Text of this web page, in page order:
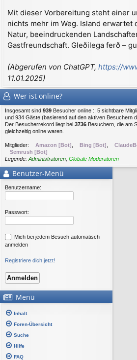
Mit dieser Vorbereitung steht einer
nichts mehr im Weg. Island
Natur, beeindruckenden
Gastfreundschaft. Gleðilega ferð –
(Abgerufen von ChatGPT, https://
11.01.2025)
Wer ist online?
Insgesamt sind 939 Besucher online :: 5 sichtbare
und 934 Gäste (basierend auf den aktiven Besuchern
Der Besucherrekord liegt bei 3736 Besuchern, die am
gleichzeitig online waren.
Mitglieder: Amazon [Bot] Bing [Bot]
Semrush [Bot]
Legende: Administratoren Globale Moderatoren
Benutzer-Menü
Benutzername:
Passwort:
Mich bei jedem Besuch automatisch
anmelden
Registriere dich jetzt!
Menü
Inhalt
Foren-Übersicht
Suche
Hilfe
FAQ